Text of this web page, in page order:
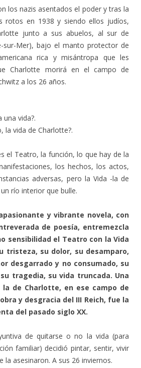
los nazis asentados el poder y tras la
rotos en 1938 y siendo ellos judíos,
junto a sus abuelos, al sur de
sur-Mer), bajo el manto protector de
rica y misántropa que les
Charlotte morirá en el campo de
a los 26 años.
una vida?.
la vida de Charlotte?.
el Teatro, la función, lo que hay de la
los hechos, los actos,
adversas, pero la Vida -la de
río interior que bulle.
y vibrante novela, con
de poesía, entremezcla
sensibilidad el Teatro con la Vida
tristeza, su dolor, su desamparo,
desgarrado y no consumado, su
tragedia, su vida truncada. Una
de Charlotte, en ese campo de
y desgracia del III Reich, fue la
del pasado siglo XX.
de quitarse o no la vida (para
familiar) decidió pintar, sentir, vivir
la asesinaron. A sus 26 inviernos.